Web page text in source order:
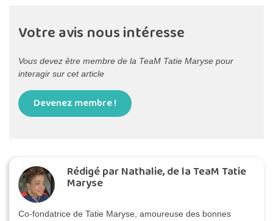
Votre avis nous intéresse
Vous devez être membre de la TeaM Tatie Maryse pour
interagir sur cet article
Devenez membre !
Rédigé par Nathalie, de la TeaM Tatie
Maryse
Co-fondatrice de Tatie Maryse, amoureuse des bonnes